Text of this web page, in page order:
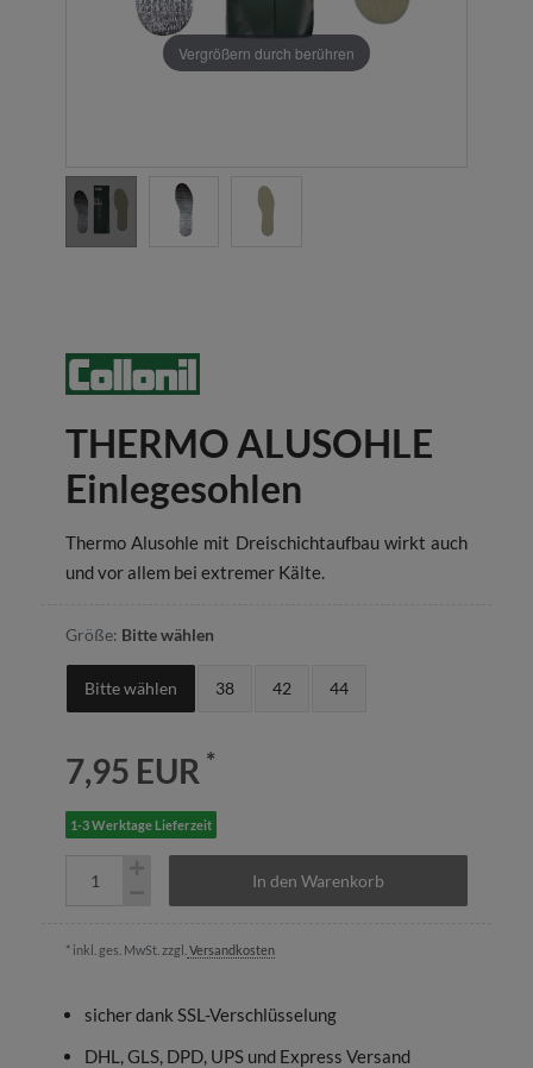
Vergrößern durch berühren
THERMO ALUSOHLE
Einlegesohlen
Thermo Alusohle mit Dreischichtaufbau wirkt auch
und vor allem bei extremer Kälte.
Größe: Bitte wählen
Bitte wählen 38 42 44
7,95 EUR *
1-3 Werktage Lieferzeit
In den Warenkorb
* inkl. ges. MwSt. zzgl. Versandkosten
sicher dank SSL-Verschlüsselung
DHL, GLS, DPD, UPS und Express Versand